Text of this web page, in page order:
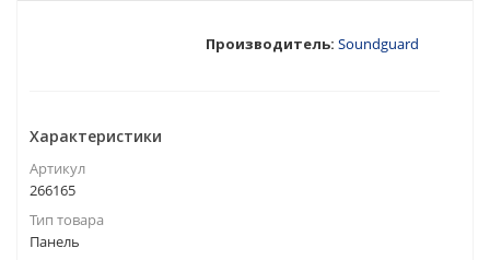
Производитель: Soundguard
Характеристики
Артикул
266165
Тип товара
Панель